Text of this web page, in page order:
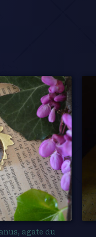
agate du